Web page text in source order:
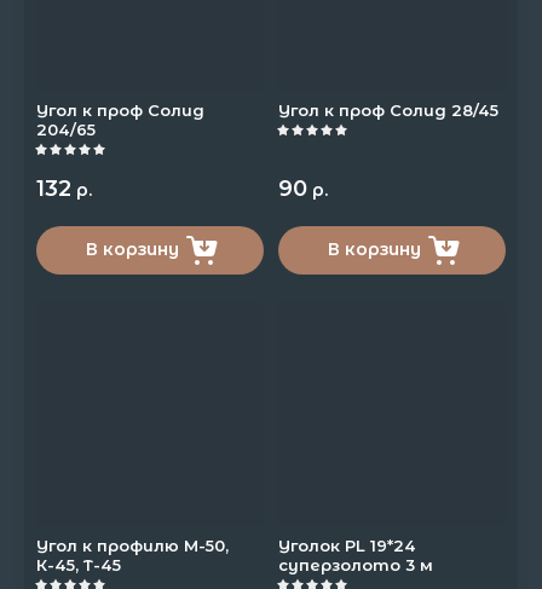
Угол к проф Солид
204/65
132 р.
В корзину
Угол к проф Солид 28/45
90 р.
В корзину
Угол к профилю М-50,
К-45, Т-45
Уголок PL 19*24
суперзолото 3 м